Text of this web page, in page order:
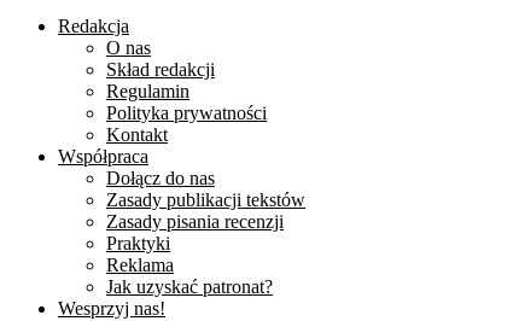
Redakcja
O nas
Skład redakcji
Regulamin
Polityka prywatności
Kontakt
Współpraca
Dołącz do nas
Zasady publikacji tekstów
Zasady pisania recenzji
Praktyki
Reklama
Jak uzyskać patronat?
Wesprzyj nas!